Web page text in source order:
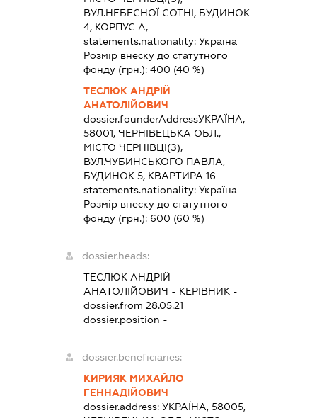
ВУЛ.НЕБЕСНОЇ СОТНІ, БУДИНОК
4, КОРПУС А,
statements.nationality:Україна
Розмір внеску до статутного
фонду (грн.):400 (40 %)
ТЕСЛЮК АНДРІЙ
АНАТОЛІЙОВИЧ
dossier.founderAddressУКРАЇНА,
58001, ЧЕРНІВЕЦЬКА ОБЛ.,
МІСТО ЧЕРНІВЦІ(З),
ВУЛ.ЧУБИНСЬКОГО ПАВЛА,
БУДИНОК 5, КВАРТИРА 16
statements.nationality:Україна
Розмір внеску до статутного
фонду (грн.): 600 (60 %)
dossier.heads:
ТЕСЛЮК АНДРІЙ
АНАТОЛІЙОВИЧ - КЕРІВНИК -
dossier.from 28.05.21
dossier.position -
dossier.beneficiaries:
КИРИЯК МИХАЙЛО
ГЕННАДІЙОВИЧ
dossier.address:УКРАЇНА, 58005,